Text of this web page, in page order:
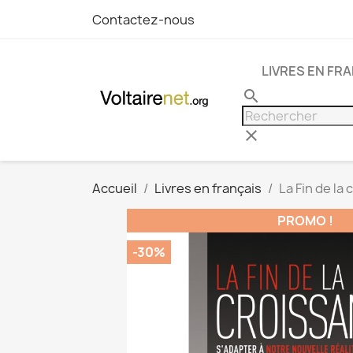
Contactez-nous
LIVRES EN
search
clear
Accueil Livres en français
La Fin de la
PROMO !
-30%